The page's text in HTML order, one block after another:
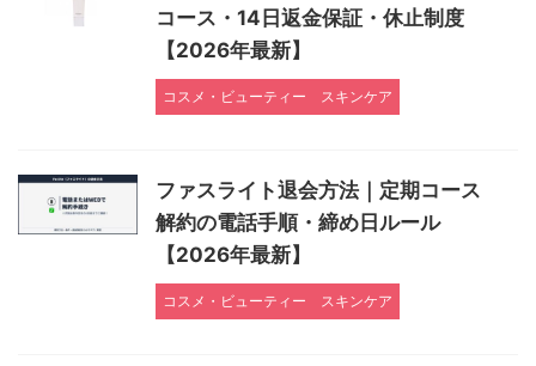
コース・14日返金保証・休止制度
【2026年最新】
コスメ・ビューティー スキンケア
ファスライト退会方法｜定期コース
解約の電話手順・締め日ルール
【2026年最新】
コスメ・ビューティー スキンケア